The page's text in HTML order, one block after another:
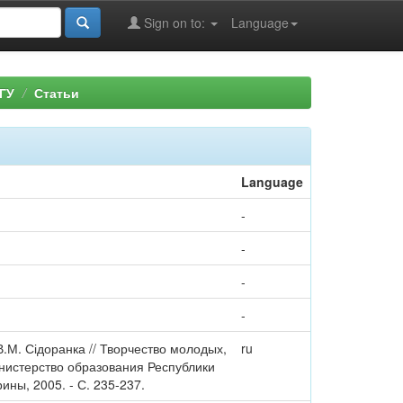
Language
Sign on to:
Статьи
Language
-
-
-
-
Сідоранка // Творчество молодых,
образования Республики
2005. - С. 235-237.
ru